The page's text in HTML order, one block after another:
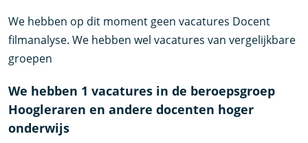
We hebben op dit moment geen vacatures Docent
filmanalyse. We hebben wel vacatures van vergelijkbare
groepen
We hebben 1 vacatures in de beroepsgroep
Hoogleraren en andere docenten hoger
onderwijs